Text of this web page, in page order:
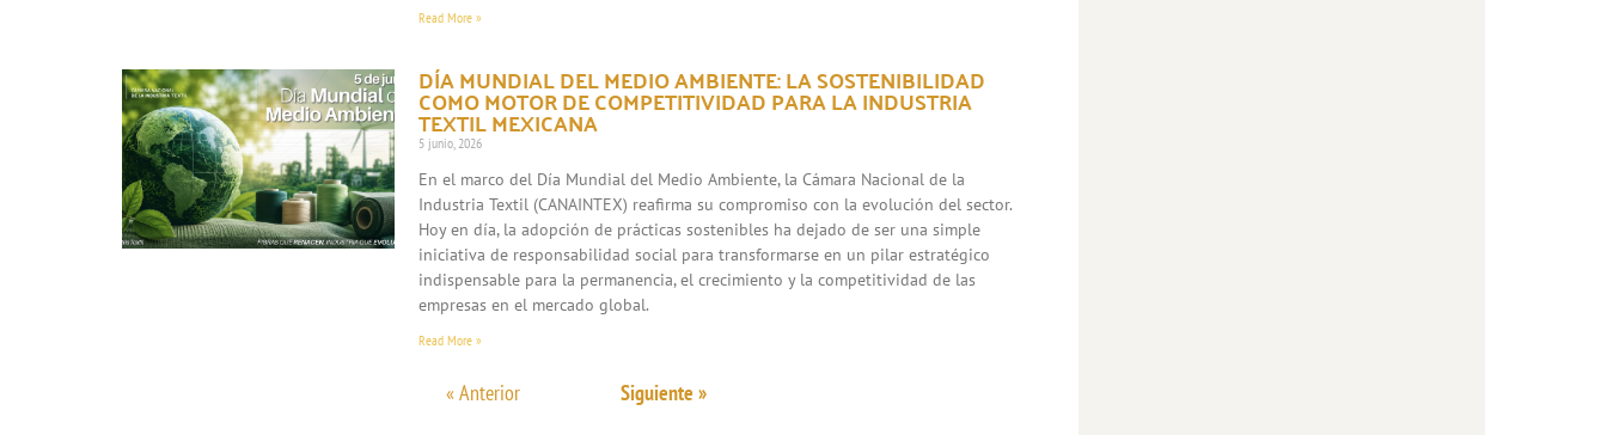
Read More »
DÍA MUNDIAL DEL MEDIO AMBIENTE: LA SOSTENIBILIDAD
COMO MOTOR DE COMPETITIVIDAD PARA LA INDUSTRIA
TEXTIL MEXICANA
5 junio, 2026
En el marco del Día Mundial del Medio Ambiente, la Cámara Nacional de la
Industria Textil (CANAINTEX) reafirma su compromiso con la evolución del sector.
Hoy en día, la adopción de prácticas sostenibles ha dejado de ser una simple
iniciativa de responsabilidad social para transformarse en un pilar estratégico
indispensable para la permanencia, el crecimiento y la competitividad de las
empresas en el mercado global.
Read More »
« Anterior Siguiente »